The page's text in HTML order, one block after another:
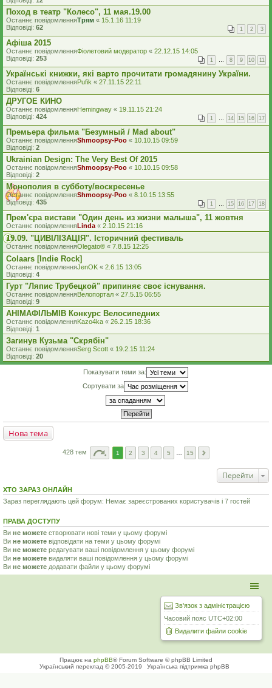
Поход в театр "Колесо", 11 мая.19.00
Останнє повідомленняТрям « 15.1.16 11:19
Відповіді: 62 1 2 3
Афіша 2015
Останнє повідомленняФіолетовий модератор « 22.12.15 14:05
Відповіді: 253 1 … 8 9 10 11
Українські книжки, які варто прочитати громадянину України.
Останнє повідомленняPufik « 27.11.15 22:11
Відповіді: 6
ДРУГОЕ КИНО
Останнє повідомленняHemingway « 19.11.15 21:24
Відповіді: 424 1 … 14 15 16 17
Премьера фильма "Безумный / Mad about"
Останнє повідомленняShmoopsy-Poo « 10.10.15 09:59
Відповіді: 2
Ukrainian Design: The Very Best Of 2015
Останнє повідомленняShmoopsy-Poo « 10.10.15 09:58
Відповіді: 2
Монополия в субботу/воскресенье
Останнє повідомленняShmoopsy-Poo « 8.10.15 13:55
Відповіді: 435 1 … 15 16 17 18
Прем'єра вистави "Один день из жизни малыша", 11 жовтня
Останнє повідомленняLinda « 2.10.15 21:16
19.09. "ЦИВІЛІЗАЦІЯ". Історичний фестиваль
Останнє повідомленняOlegato® « 7.8.15 12:25
Colaars [Indie Rock]
Останнє повідомленняJenOK « 2.6.15 13:05
Відповіді: 4
Гурт "Ляпис Трубецкой" припиняє своє існування.
Останнє повідомленняВелопортал « 27.5.15 06:55
Відповіді: 9
АНІМАФІЛЬМІВ Конкурс Велосипедних
Останнє повідомленняKazo4ka « 26.2.15 18:36
Відповіді: 1
Загинув Кузьма "Скрябін"
Останнє повідомленняSerg Scott « 19.2.15 11:24
Відповіді: 20
Показувати теми за:
Сортувати за
Нова тема
428 тем 1 2 3 4 5 15
Перейти
ХТО ЗАРАЗ ОНЛАЙН
Зараз переглядають цей форум: Немає зареєстрованих користувачів і 7 гостей
ПРАВА ДОСТУПУ
Ви не можете створювати нові теми у цьому форумі
Ви не можете відповідати на теми у цьому форумі
Ви не можете редагувати ваші повідомлення у цьому форумі
Ви не можете видаляти ваші повідомлення у цьому форумі
Ви не можете додавати файли у цьому форумі
Зв'язок з адміністрацією
Часовий пояс UTC+02:00
Видалити файли cookie
Працює на phpBB® Forum Software © phpBB Limited
Український переклад © 2005-2019
Українська підтримка phpBB